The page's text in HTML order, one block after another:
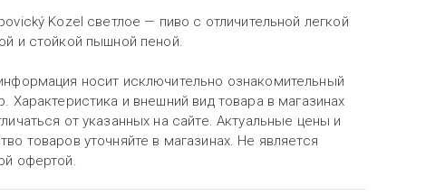
Kozel светлое — пиво с отличительной легкой
и стойкой пышной пеной.
носит исключительно ознакомительный
Характеристика и внешний вид товара в магазинах
от указанных на сайте. Актуальные цены и
товаров уточняйте в магазинах. Не является
офертой.